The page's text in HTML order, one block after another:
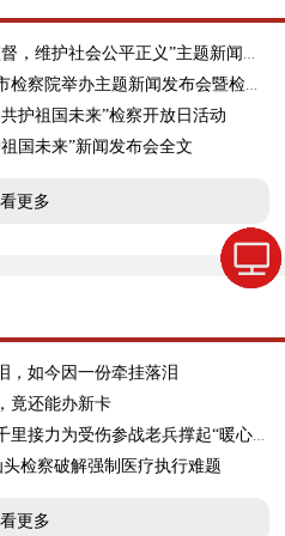
平正义”主题新闻发布会｜新时代检察宣传周
举办主题新闻发布会暨检察开放日活动
护祖国未来”检察开放日活动
国未来”新闻发布会全文
更多
，如今因一份牵挂落泪
竟还能办新卡
接力为受伤参战老兵撑起“暖心伞”
检察破解强制医疗执行难题
更多